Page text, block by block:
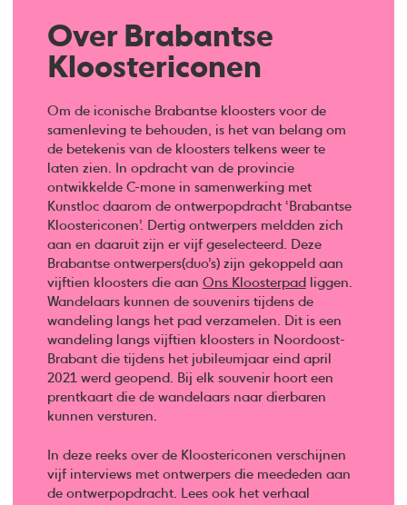
Over Brabantse
Kloostericonen
Om de iconische Brabantse kloosters voor de
samenleving te behouden, is het van belang om
de betekenis van de kloosters telkens weer te
laten zien. In opdracht van de provincie
ontwikkelde C-mone in samenwerking met
Kunstloc daarom de ontwerpopdracht ‘Brabantse
Kloostericonen’. Dertig ontwerpers meldden zich
aan en daaruit zijn er vijf geselecteerd. Deze
Brabantse ontwerpers(duo’s) zijn gekoppeld aan
vijftien kloosters die aan Ons Kloosterpad
liggen.
Wandelaars kunnen de souvenirs tijdens de
wandeling langs het pad verzamelen. Dit is een
wandeling langs vijftien kloosters in Noordoost-
Brabant die tijdens het jubileumjaar eind april
2021 werd geopend. Bij elk souvenir hoort een
prentkaart die de wandelaars naar dierbaren
kunnen versturen.
In deze reeks over de Kloostericonen verschijnen
vijf interviews met ontwerpers die meededen aan
de ontwerpopdracht. Lees ook het verhaal